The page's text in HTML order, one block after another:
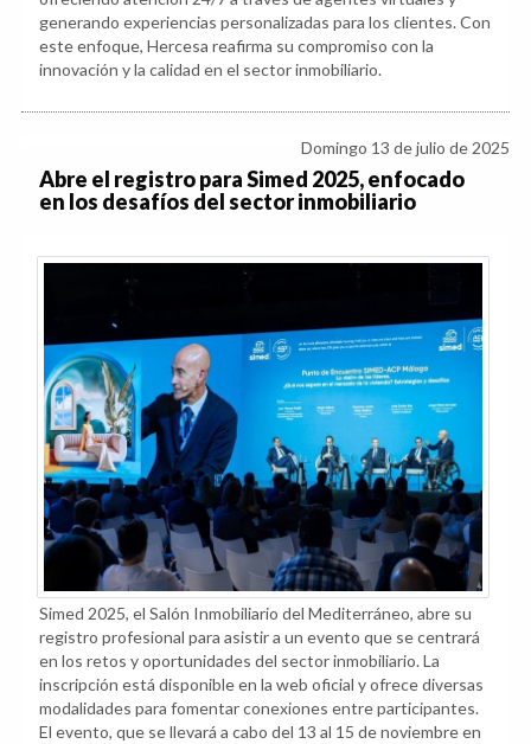
generando experiencias personalizadas para los clientes. Con
este enfoque, Hercesa reafirma su compromiso con la
innovación y la calidad en el sector inmobiliario.
Domingo 13 de julio de 2025
Abre el registro para Simed 2025, enfocado
en los desafíos del sector inmobiliario
Simed 2025, el Salón Inmobiliario del Mediterráneo, abre su
registro profesional para asistir a un evento que se centrará
en los retos y oportunidades del sector inmobiliario. La
inscripción está disponible en la web oficial y ofrece diversas
modalidades para fomentar conexiones entre participantes.
El evento, que se llevará a cabo del 13 al 15 de noviembre en